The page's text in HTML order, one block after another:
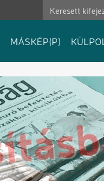
MÁSKÉP(P) KÜLPOL